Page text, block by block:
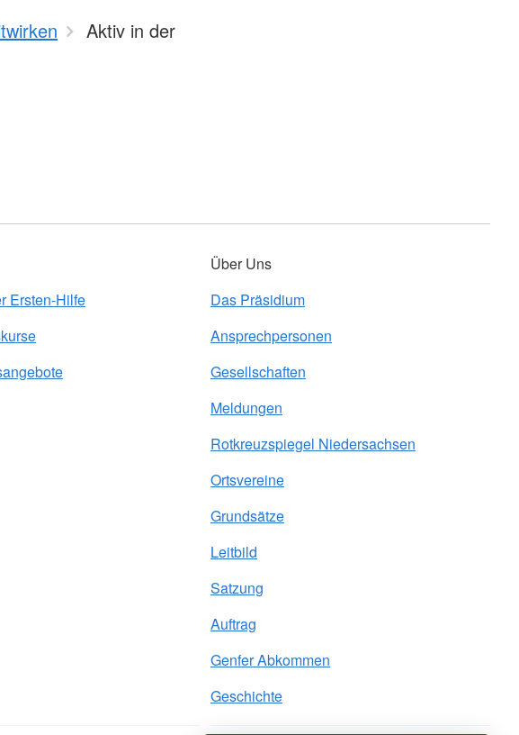
Aktiv in der
Ersten-Hilfe
Über Uns
Das Präsidium
Ansprechpersonen
Gesellschaften
Meldungen
Rotkreuzspiegel Niedersachsen
Ortsvereine
Grundsätze
Leitbild
Satzung
Auftrag
Genfer Abkommen
Geschichte